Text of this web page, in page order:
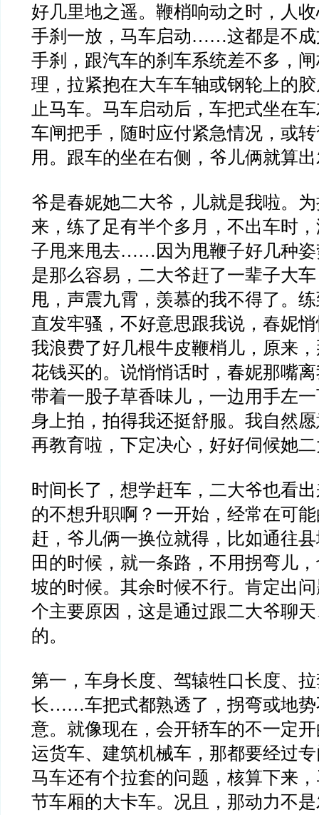
好几里地之遥。鞭梢响动之时，人
手刹一放，马车启动……这都是不成
手刹，跟汽车的刹车系统差不多，
理，拉紧抱在大车车轴或钢轮上的
止马车。马车启动后，车把式坐在
车闸把手，随时应付紧急情况，或
用。跟车的坐在右侧，爷儿俩就算
爷是春妮她二大爷，儿就是我啦。
来，练了足有半个多月，不出车时
子甩来甩去……因为甩鞭子好几种姿
是那么容易，二大爷赶了一辈子大
甩，声震九霄，羡慕的我不得了。
直发牢骚，不好意思跟我说，春妮
我浪费了好几根牛皮鞭梢儿，原来
花钱买的。说悄悄话时，春妮那嘴
带着一股子草香味儿，一边用手左
身上拍，拍得我还挺舒服。我自然
再教育啦，下定决心，好好伺候她
时间长了，想学赶车，二大爷也看
的不想升职啊？一开始，经常在可
赶，爷儿俩一换位就得，比如通往
田的时候，就一条路，不用拐弯儿
坡的时候。其余时候不行。肯定出
个主要原因，这是通过跟二大爷聊
的。
第一，车身长度、驾辕牲口长度、
长……车把式都熟透了，拐弯或地势
意。就像现在，会开轿车的不一定
运货车、建筑机械车，那都要经过
马车还有个拉套的问题，核算下来
节车厢的大卡车。况且，那动力不